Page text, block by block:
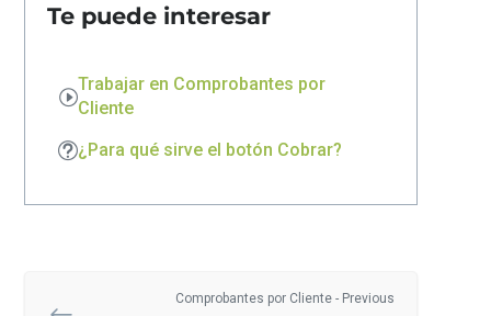
Te puede interesar
Trabajar en Comprobantes por
Cliente
¿Para qué sirve el botón Cobrar?
Comprobantes por Cliente - Previous